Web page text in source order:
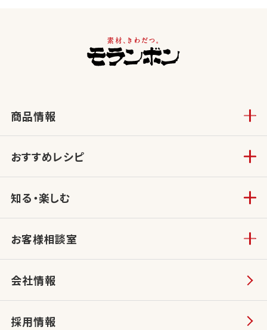
商品情報
おすすめレシピ
知る・楽しむ
お客様相談室
会社情報
採用情報